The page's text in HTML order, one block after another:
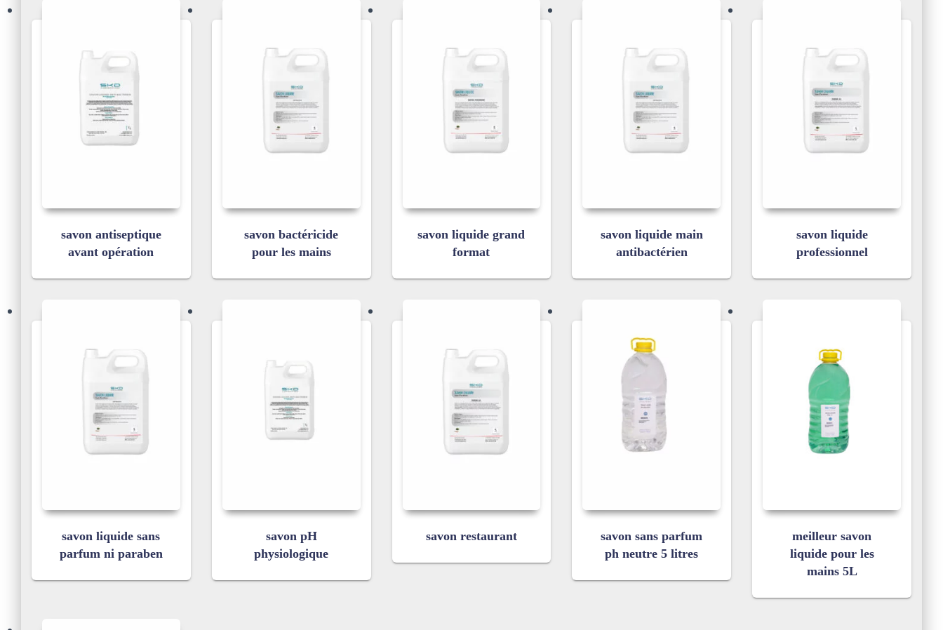
savon antiseptique
avant opération
savon bactéricide
pour les mains
savon liquide grand
format
savon liquide main
antibactérien
savon liquide
professionnel
savon liquide sans
parfum ni paraben
savon pH
physiologique
savon restaurant
savon sans parfum
ph neutre 5 litres
meilleur savon
liquide pour les
mains 5L